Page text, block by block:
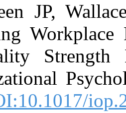
32. Green
Exploring
Personality
52. [